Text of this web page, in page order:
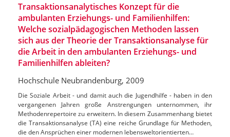
Transaktionsanalytisches Konzept für die
ambulanten Erziehungs- und Familienhilfen:
Welche sozialpädagogischen Methoden lassen
sich aus der Theorie der Transaktionsanalyse für
die Arbeit in den ambulanten Erziehungs- und
Familienhilfen ableiten?
Hochschule Neubrandenburg, 2009
Die Soziale Arbeit - und damit auch die Jugendhilfe - haben in den
vergangenen Jahren große Anstrengungen unternommen, ihr
Methodenrepertoire zu erweitern. In diesem Zusammenhang bietet
die Transaktionsanalyse (TA) eine reiche Grundlage für Methoden,
die den Ansprüchen einer modernen lebensweltorientierten…